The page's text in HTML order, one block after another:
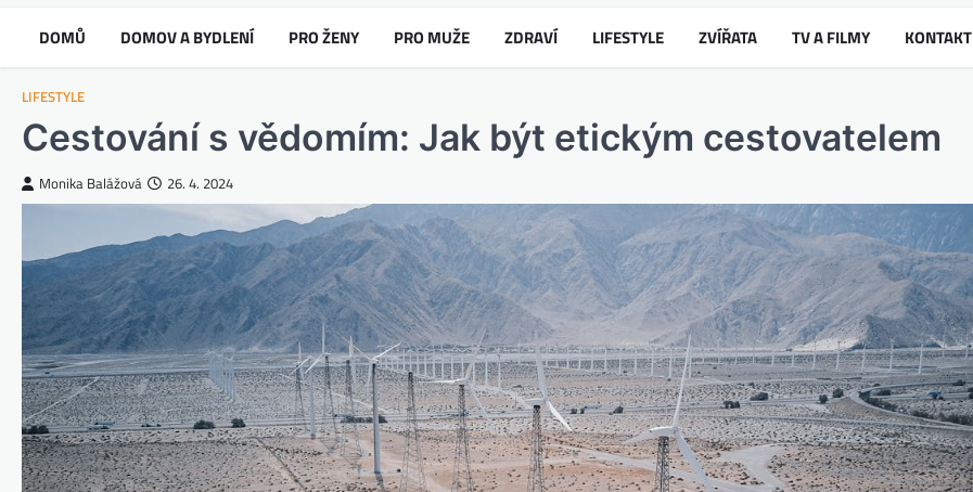
DOMŮ DOMOV A BYDLENÍ PRO ŽENY PRO MUŽE ZDRAVÍ LIFESTYLE ZVÍŘATA TV A FILMY KONTAKT
LIFESTYLE
Cestování s vědomím: Jak být etickým cestovatelem
Monika Balážová 26. 4. 2024